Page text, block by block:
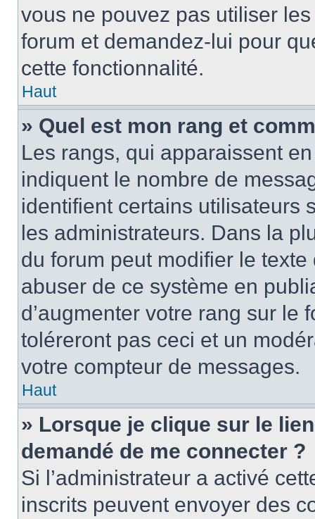
vous ne pouvez pas utiliser
forum et demandez-lui pour
cette fonctionnalité.
Haut
» Quel est mon rang et
Les rangs, qui apparaissent
indiquent le nombre de
identifient certains utilisateurs
les administrateurs. Dans la
du forum peut modifier le
abuser de ce système en
d’augmenter votre rang sur le
toléreront pas ceci et un
votre compteur de messages.
Haut
» Lorsque je clique sur le
demandé de me connecter ?
Si l’administrateur a activé
inscrits peuvent envoyer des